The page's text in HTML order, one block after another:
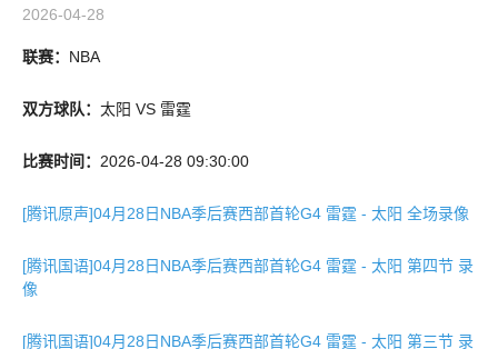
2026-04-28
联赛： NBA
双方球队： 太阳 VS 雷霆
比赛时间： 2026-04-28 09:30:00
[腾讯原声]04月28日NBA季后赛西部首轮G4 雷霆 - 太阳 全场录像
[腾讯国语]04月28日NBA季后赛西部首轮G4 雷霆 - 太阳 第四节 录
像
[腾讯国语]04月28日NBA季后赛西部首轮G4 雷霆 - 太阳 第三节 录